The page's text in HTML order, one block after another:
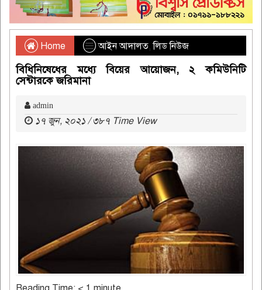
Home আইন আদালত,লিড নিউজ
বিধিনিষেধের মধ্যে বিয়ের আয়োজন, ২ কমিউনিটি
সেন্টারকে জরিমানা
admin
১৭ জুন, ২০২১ / ৩৮৭ Time View